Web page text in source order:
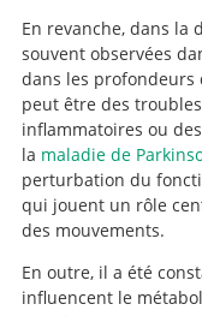
En revanche, dans la
souvent observées
dans les profondeurs
peut être des
inflammatoires ou
la maladie de
perturbation du
qui jouent un rôle
des mouvements.
En outre, il a été
influencent le